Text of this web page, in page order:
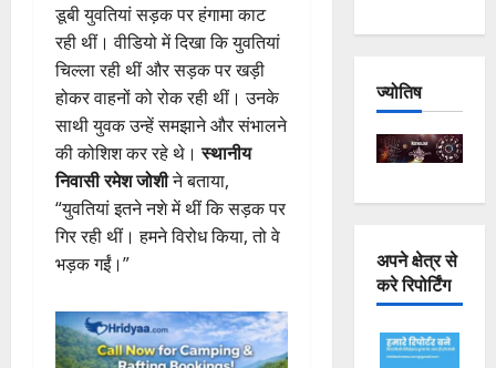
डूबी युवतियां सड़क पर हंगामा काट
रही थीं। वीडियो में दिखा कि युवतियां
चिल्ला रही थीं और सड़क पर खड़ी
होकर वाहनों को रोक रही थीं। उनके
साथी युवक उन्हें समझाने और संभालने
की कोशिश कर रहे थे।स्थानीय
निवासी रमेश जोशीने बताया,
“युवतियां इतने नशे में थीं कि सड़क पर
गिर रही थीं। हमने विरोध किया, तो वे
भड़क गईं।”
ज्योतिष
अपने क्षेत्र से
करे रिपोर्टिंग